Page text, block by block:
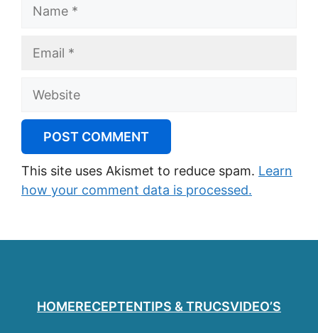
Website
This site uses Akismet to reduce spam. Learn
how your comment data is processed.
HOMERECEPTENTIPS & TRUCSVIDEO’S